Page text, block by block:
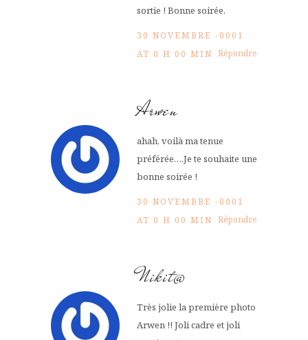
sortie ! Bonne soirée.
30 NOVEMBRE -0001
AT 0 H 00 MIN Répondre
Arwen
ahah, voilà ma tenue
préférée….Je te souhaite une
bonne soirée !
30 NOVEMBRE -0001
AT 0 H 00 MIN Répondre
Nikit@
Très jolie la première photo
Arwen !! Joli cadre et joli